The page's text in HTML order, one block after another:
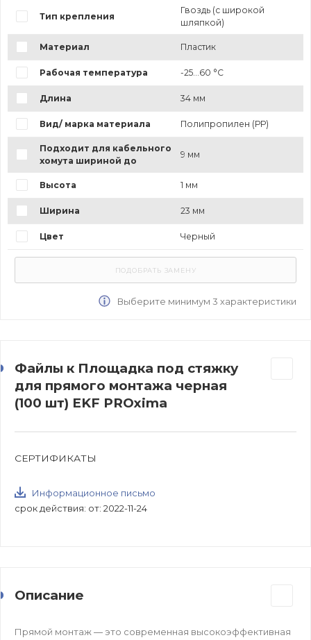
Тип крепления
Гвоздь (с широкой
шляпкой)
Материал Пластик
Рабочая температура -25...60 °C
Длина 34 мм
Вид/ марка материала Полипропилен (РР)
Подходит для кабельного
хомута шириной до
9 мм
Высота 1 мм
Ширина 23 мм
Цвет Черный
Выберите минимум 3 характеристики
Файлы к Площадка под стяжку
для прямого монтажа черная
(100 шт) EKF PROxima
СЕРТИФИКАТЫ
Информационное письмо
срок действия: от: 2022-11-24
Описание
Прямой монтаж ― это современная высокоэффективная